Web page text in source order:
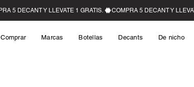
Comprar Marcas Botellas Decants De nicho